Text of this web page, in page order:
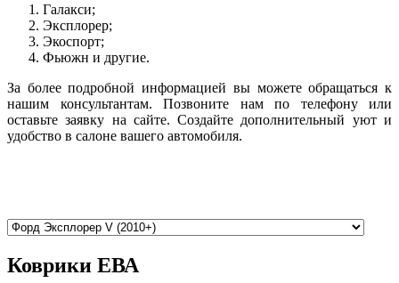
Галакси;
Эксплорер;
Экоспорт;
Фьюжн и другие.
За более подробной информацией вы можете обращаться к
нашим консультантам. Позвоните нам по телефону или
оставьте заявку на сайте. Создайте дополнительный уют и
удобство в салоне вашего автомобиля.
Коврики ЕВА